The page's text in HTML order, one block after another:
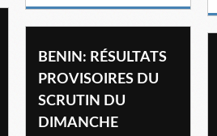
BENIN: RÉSULTATS
PROVISOIRES DU
SCRUTIN DU
DIMANCHE